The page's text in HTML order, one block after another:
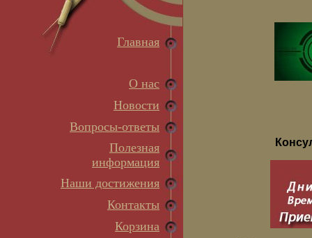
Главная
О нас
Новости
Вопросы-ответы
Полезная
информация
Наши достижения
Контакты
Корзина